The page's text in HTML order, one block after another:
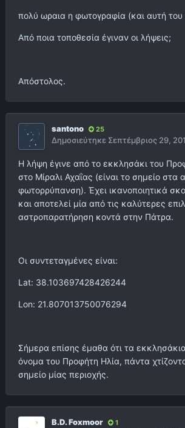
πολύ ωραια η φωτογραφία (και αυτή
Από ποια τοποθεσία έγιναν οι λήψεις;
Απόστολος.
santono 25
Δημοσιεύτηκε Σεπτέμβριος 29,
Η λήψη έγινε από το εκκλησάκι του
στο Μίραλι Αχαΐας (είναι το σημείο στα
φωτορρύπανση). Έχει ικανοποιητικά
και αποτελεί μία από τις καλύτερες
αστροπαρατήρηση κοντά στην Πάτρα.
Οι συντεταγμένες είναι:
Lat: 38.103697428426244
Lon: 21.807013750076294
Σήμερα επίσης έμαθα ότι τα
όνομα του Προφήτη Ηλία, πάντα
σημείο μίας περιοχής.
B.D. Foxmoor 1